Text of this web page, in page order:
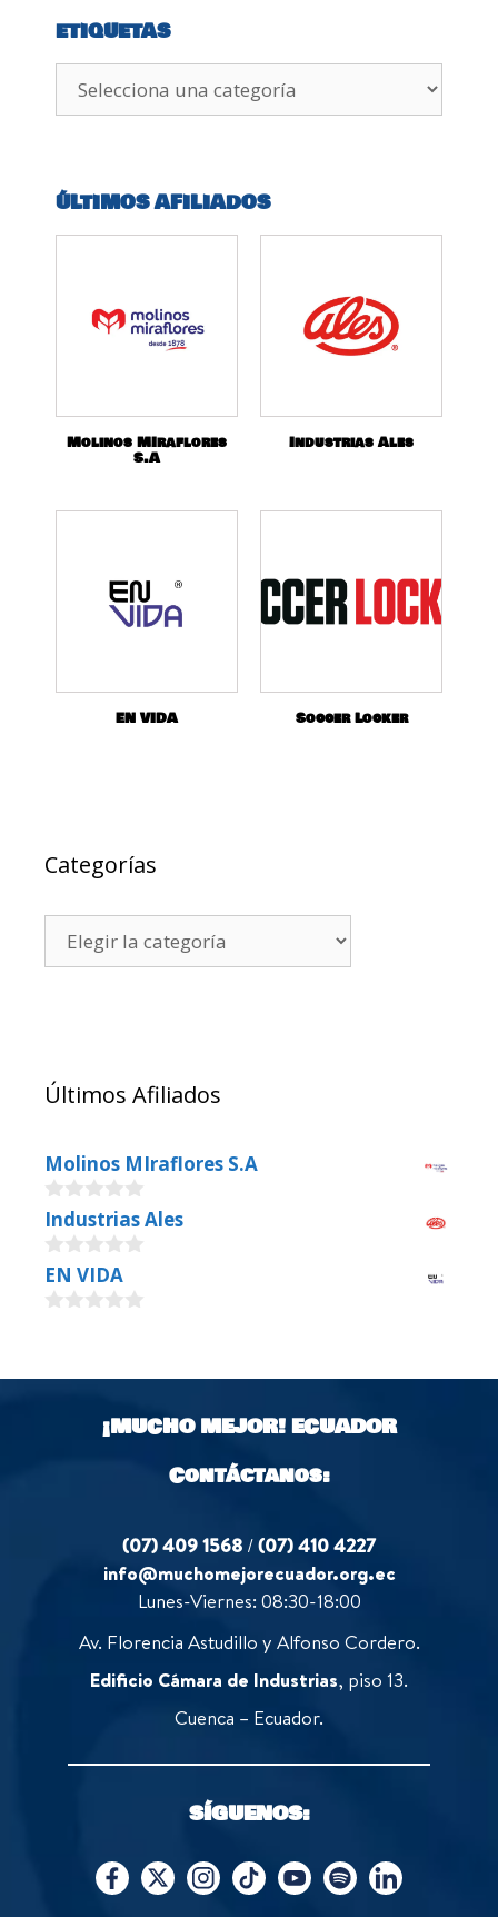
ETIQUETAS
ÚLTIMOS AFILIADOS
Molinos MIraflores
S.A
Industrias Ales
EN VIDA Soccer Locker
Categorías
Últimos Afiliados
Molinos MIraflores S.A
0
o
u
t
o
f
Industrias Ales
0
o
u
5
EN VIDA
t
¡MUCHO MEJOR!ECUADOR
Contáctanos:
(07) 409 1568 /(07) 410 4227
info@muchomejorecuador.org.ec
Lunes-Viernes: 08:30-18:00
Av. Florencia Astudillo y Alfonso Cordero.
Edificio Cámara de Industrias, piso 13.
Cuenca – Ecuador.
SÍGUENOS: